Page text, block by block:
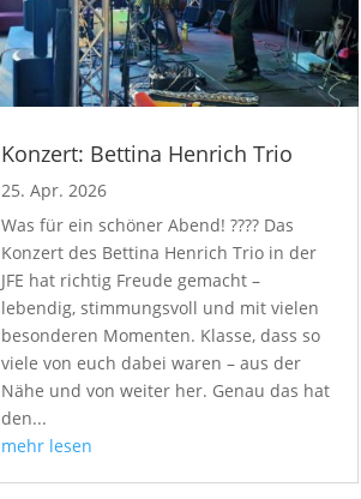
Konzert: Bettina Henrich Trio
25. Apr. 2026
Was für ein schöner Abend! ???? Das
Konzert des Bettina Henrich Trio in der
JFE hat richtig Freude gemacht –
lebendig, stimmungsvoll und mit vielen
besonderen Momenten. Klasse, dass so
viele von euch dabei waren – aus der
Nähe und von weiter her. Genau das hat
den...
mehr lesen